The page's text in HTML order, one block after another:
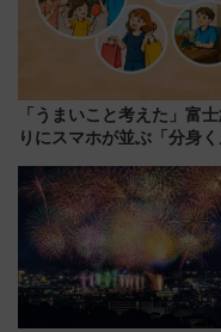
「うまいこと考えた」富
りにスマホが並ぶ「分身